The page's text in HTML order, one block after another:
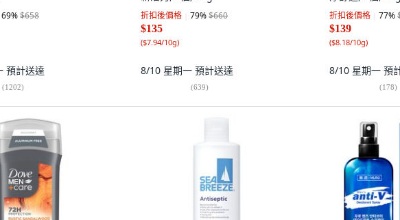
69%$658
預計送達
(1202)
折扣後價格 79%$660
$135
($7.94/10g)
8/10 星期一 預計送達
(639)
折扣後價格 77%
$139
($8.18/10g)
8/10 星期一 預
(178)